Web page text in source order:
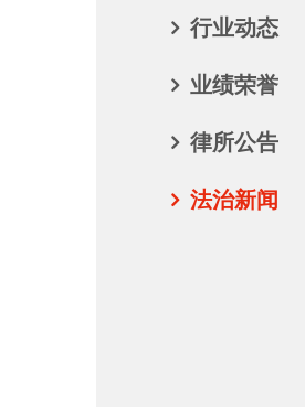
行业动态
业绩荣誉
律所公告
法治新闻